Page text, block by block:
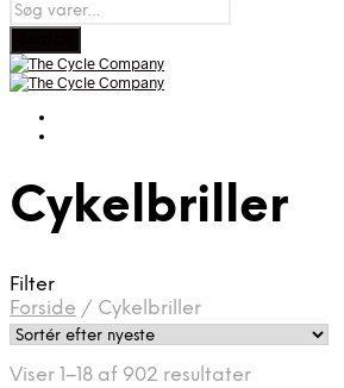
Cykelbriller
Filter
Forside / Cykelbriller
Viser 1–18 af 902 resultaterSorteret